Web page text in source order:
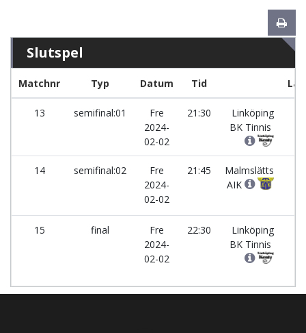
Slutspel
Matchnr Typ Datum Tid Lag
13 semifinal:01
Fre
2024-
02-02
21:30
Linköping
BK Tinnis
14 semifinal:02
Fre
2024-
02-02
21:45
Malmslätts
AIK
15 final
Fre
2024-
02-02
22:30
Linköping
BK Tinnis